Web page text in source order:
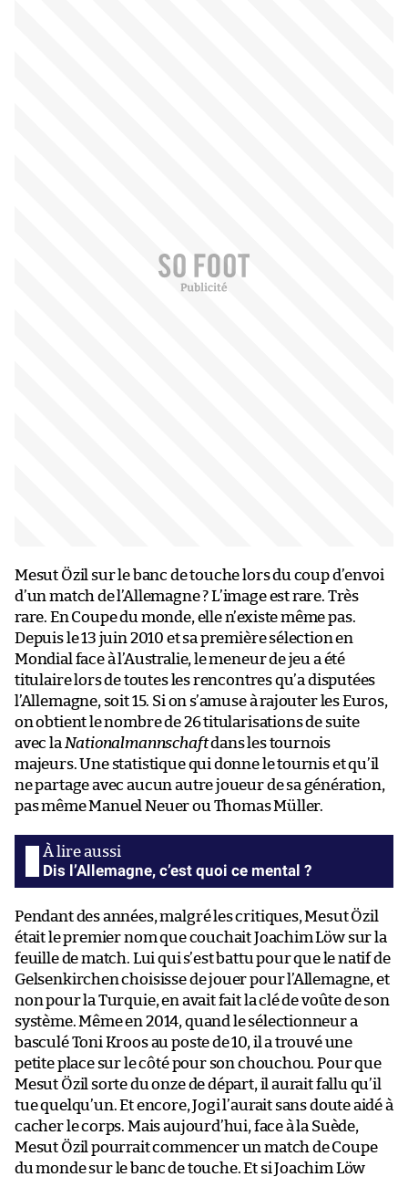
Mesut Özil sur le banc de touche lors du coup d’envoi
d’un match de l’Allemagne ? L’image est rare. Très
rare. En Coupe du monde, elle n’existe même pas.
Depuis le 13 juin 2010 et sa première sélection en
Mondial face à l’Australie, le meneur de jeu a été
titulaire lors de toutes les rencontres qu’a disputées
l’Allemagne, soit 15. Si on s’amuse à rajouter les Euros,
on obtient le nombre de 26 titularisations de suite
avec la Nationalmannschaftdans les tournois
majeurs. Une statistique qui donne le tournis et qu’il
ne partage avec aucun autre joueur de sa génération,
pas même Manuel Neuer ou Thomas Müller.
Dis l’Allemagne, c’est quoi ce mental ?
Pendant des années, malgré les critiques, Mesut Özil
était le premier nom que couchait Joachim Löw sur la
feuille de match. Lui qui s’est battu pour que le natif de
Gelsenkirchen choisisse de jouer pour l’Allemagne, et
non pour la Turquie, en avait fait la clé de voûte de son
système. Même en 2014, quand le sélectionneur a
basculé Toni Kroos au poste de 10, il a trouvé une
petite place sur le côté pour son chouchou. Pour que
Mesut Özil sorte du onze de départ, il aurait fallu qu’il
tue quelqu’un. Et encore, Jogi l’aurait sans doute aidé à
cacher le corps. Mais aujourd’hui, face à la Suède,
Mesut Özil pourrait commencer un match de Coupe
du monde sur le banc de touche. Et si Joachim Löw